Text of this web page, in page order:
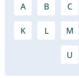
A B C
K L M
U